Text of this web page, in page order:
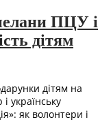
ПЦУ і
дітям
дітям на
українську
як волонтери і